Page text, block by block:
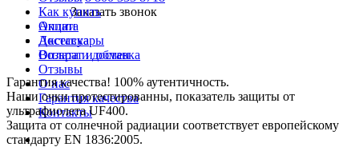
Заказать звонок
Акции
Аксессуары
Оплата и доставка
Отзывы
О нас
Гарантия качества
Контакты
Как купить
Оплата
Доставка
Возврат и обмен
Гарантия качества! 100% аутентичность.
Наши очки протестированны, показатель защиты от
ультрафиолета UF400.
Защита от солнечной радиации соответствует европейскому
стандарту EN 1836:2005.